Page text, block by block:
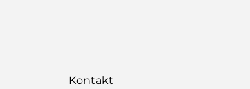
Kontakt